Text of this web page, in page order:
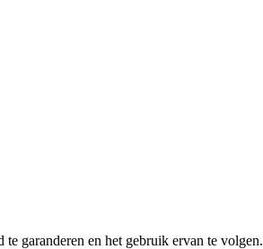
garanderen en het gebruik ervan te volgen.